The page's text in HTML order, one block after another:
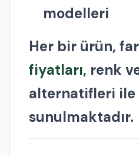
modelleri
Her bir ürün,
fiyatları, renk
alternatifleri ile
sunulmaktadır.